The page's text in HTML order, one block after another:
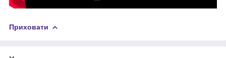
Приховати